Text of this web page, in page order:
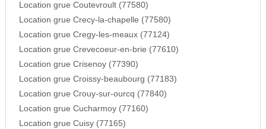
Location grue Coutevroult (77580)
Location grue Crecy-la-chapelle (77580)
Location grue Cregy-les-meaux (77124)
Location grue Crevecoeur-en-brie (77610)
Location grue Crisenoy (77390)
Location grue Croissy-beaubourg (77183)
Location grue Crouy-sur-ourcq (77840)
Location grue Cucharmoy (77160)
Location grue Cuisy (77165)